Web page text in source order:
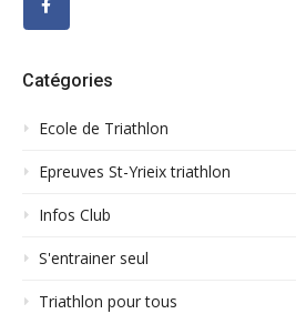
Catégories
Ecole de Triathlon
Epreuves St-Yrieix triathlon
Infos Club
S'entrainer seul
Triathlon pour tous